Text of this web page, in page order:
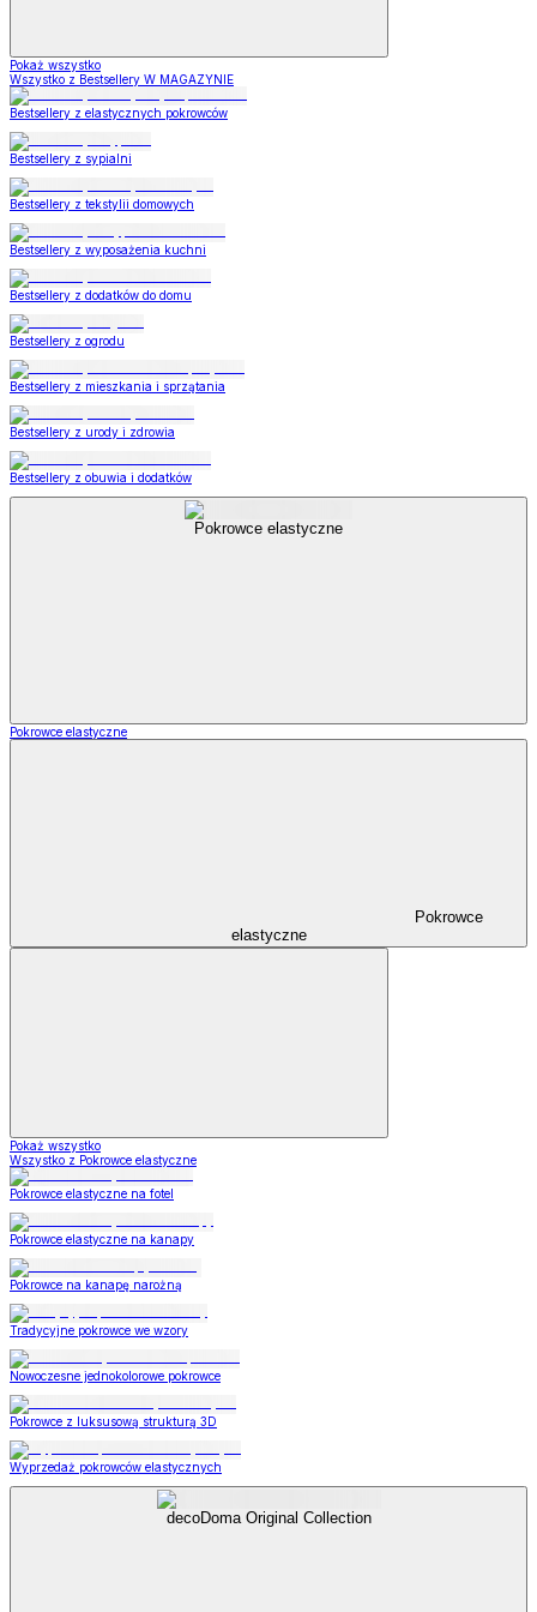
Pokaż wszystko
Wszystko z Bestsellery W MAGAZYNIE
Bestsellery z elastycznych pokrowców
Bestsellery z sypialni
Bestsellery z tekstylii domowych
Bestsellery z wyposażenia kuchni
Bestsellery z dodatków do domu
Bestsellery z ogrodu
Bestsellery z mieszkania i sprzątania
Bestsellery z urody i zdrowia
Bestsellery z obuwia i dodatków
Pokrowce elastyczne
Pokrowce elastyczne
Pokrowce
elastyczne
Pokaż wszystko
Wszystko z Pokrowce elastyczne
Pokrowce elastyczne na fotel
Pokrowce elastyczne na kanapy
Pokrowce na kanapę narożną
Tradycyjne pokrowce we wzory
Nowoczesne jednokolorowe pokrowce
Pokrowce z luksusową strukturą 3D
Wyprzedaż pokrowców elastycznych
decoDoma Original Collection